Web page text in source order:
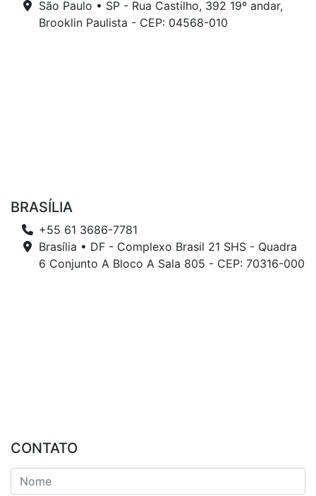
São Paulo • SP - Rua Castilho, 392 19º andar,
Brooklin Paulista - CEP: 04568-010
BRASÍLIA
+55 61 3686-7781
Brasília • DF - Complexo Brasil 21 SHS - Quadra
6 Conjunto A Bloco A Sala 805 - CEP: 70316-000
CONTATO